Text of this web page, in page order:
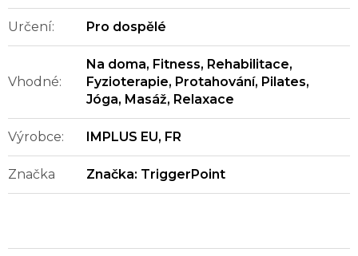
Určení: Pro dospělé
Vhodné:
Na doma, Fitness, Rehabilitace,
Fyzioterapie, Protahování, Pilates,
Jóga, Masáž, Relaxace
Výrobce: IMPLUS EU, FR
Značka Značka: TriggerPoint